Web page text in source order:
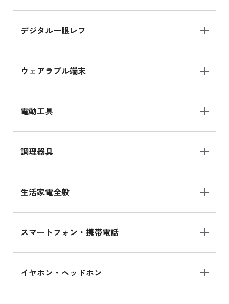
デジタル一眼レフ
ウェアラブル端末
電動工具
調理器具
生活家電全般
スマートフォン・携帯電話
イヤホン・ヘッドホン